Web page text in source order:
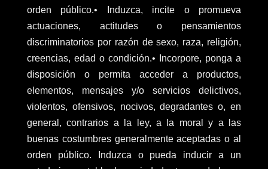
orden público.• Induzca, incite o promueva
actuaciones, actitudes o pensamientos
discriminatorios por razón de sexo, raza, religión,
creencias, edad o condición.• Incorpore, ponga a
disposición o permita acceder a productos,
elementos, mensajes y/o servicios delictivos,
violentos, ofensivos, nocivos, degradantes o, en
general, contrarios a la ley, a la moral y a las
buenas costumbres generalmente aceptadas o al
orden público. Induzca o pueda inducir a un